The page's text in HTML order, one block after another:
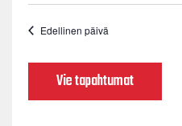
Edellinen päivä
Vie tapahtumat